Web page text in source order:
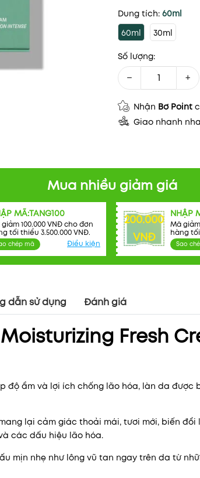
Dung tích: 60ml
60ml
30ml
Số lượng:
− +
Nhận Bơ Point
Giao nhanh
Mua nhiều giảm giá
MÃ:TANG100
100.000 VNĐ cho đơn
tối thiểu 3.500.000 VNĐ.
chép mã Điều kiện
200.000
VNĐ
NHẬP
Mã
hàng
Sao
kiện:
dẫn sử dụng Đánh giá
Fresh
độ ẩm và lợi ích chống lão hóa, làn da được
lại cảm giác thoải mái, tươi mới, biến
các dấu hiệu lão hóa.
mịn nhẹ như lông vũ tan ngay trên da từ